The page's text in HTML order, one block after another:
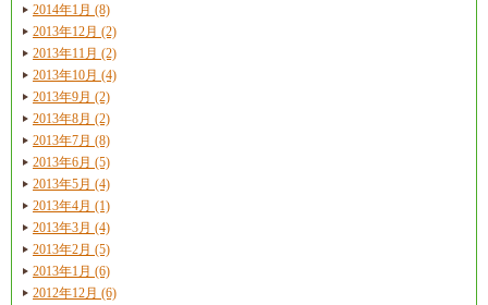
2014年1月 (8)
2013年12月 (2)
2013年11月 (2)
2013年10月 (4)
2013年9月 (2)
2013年8月 (2)
2013年7月 (8)
2013年6月 (5)
2013年5月 (4)
2013年4月 (1)
2013年3月 (4)
2013年2月 (5)
2013年1月 (6)
2012年12月 (6)